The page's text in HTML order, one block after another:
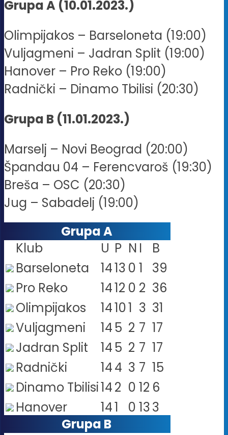
Grupa A (10.01.2023.)
Olimpijakos – Barseloneta (19:00)
Vuljagmeni – Jadran Split (19:00)
Hanover – Pro Reko (19:00)
Radnički – Dinamo Tbilisi (20:30)
Grupa B (11.01.2023.)
Marselj – Novi Beograd (20:00)
Špandau 04 – Ferencvaroš (19:30)
Breša – OSC (20:30)
Jug – Sabadelj (19:00)
Grupa A
Klub
U P N I
B
Barseloneta
1413 0 1
39
Pro Reko
1412 0 2 36
Olimpijakos
14101 3 31
Vuljagmeni
145 2 7 17
Jadran Split
145 2 7 17
Radnički
144 3 7 15
Dinamo Tbilisi142 0 12 6
Hanover
141 0 133
Grupa B